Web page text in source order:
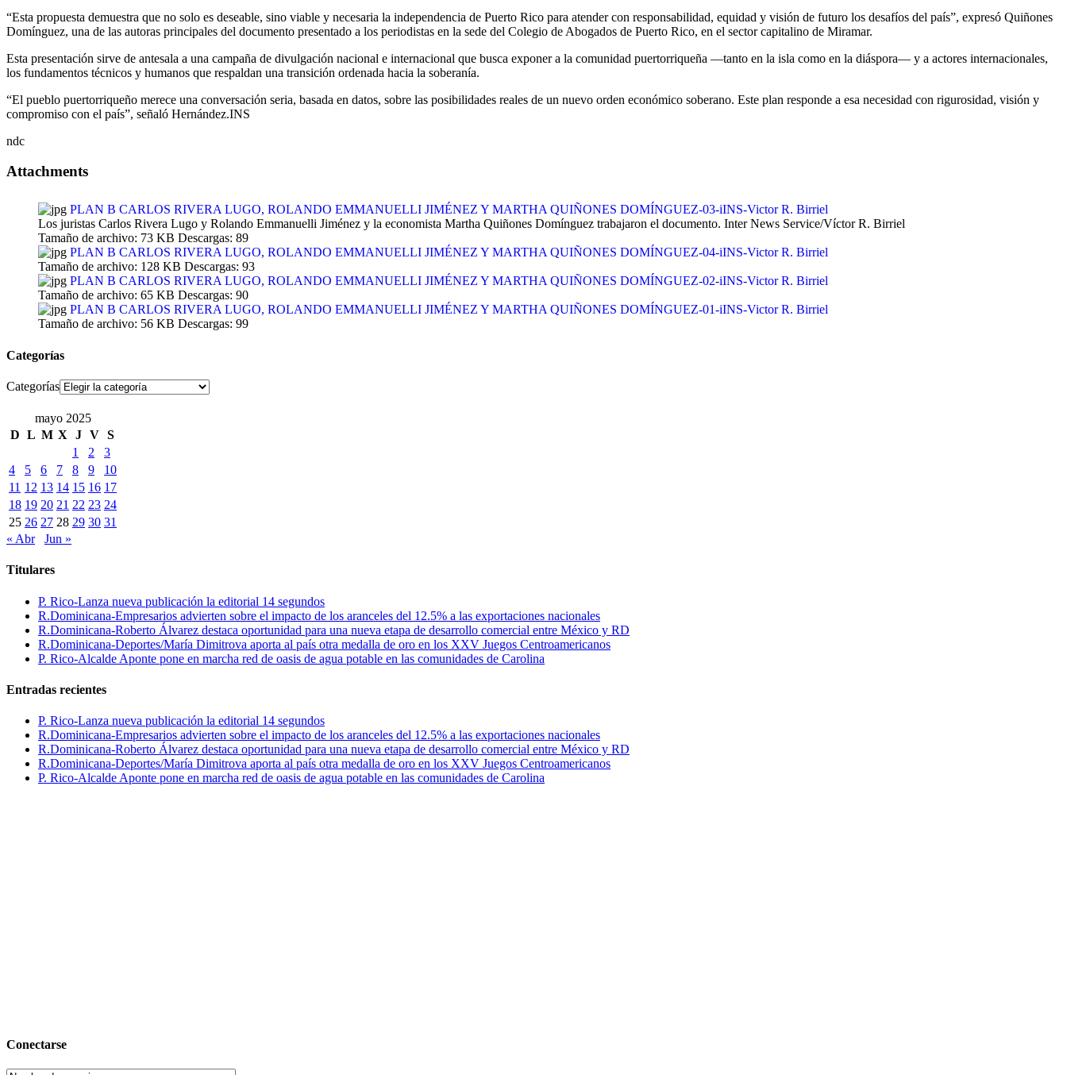
“Esta propuesta demuestra que no solo es deseable, sino viable y necesaria la independencia de Puerto Rico para atender con responsabilidad, equidad y visión de futuro los desafíos del país”, expresó Quiñones
Domínguez, una de las autoras principales del documento presentado a los periodistas en la sede del Colegio de Abogados de Puerto Rico, en el sector capitalino de Miramar.
Esta presentación sirve de antesala a una campaña de divulgación nacional e internacional que busca exponer a la comunidad puertorriqueña —tanto en la isla como en la diáspora— y a actores internacionales,
los fundamentos técnicos y humanos que respaldan una transición ordenada hacia la soberanía.
“El pueblo puertorriqueño merece una conversación seria, basada en datos, sobre las posibilidades reales de un nuevo orden económico soberano. Este plan responde a esa necesidad con rigurosidad, visión y
compromiso con el país”, señaló Hernández.INS
ndc
Attachments
PLAN B CARLOS RIVERA LUGO, ROLANDO EMMANUELLI JIMÉNEZ Y MARTHA QUIÑONES DOMÍNGUEZ-03-iINS-Victor R. Birriel
Los juristas Carlos Rivera Lugo y Rolando Emmanuelli Jiménez y la economista Martha Quiñones Domínguez trabajaron el documento. Inter News Service/Víctor R. Birriel
Tamaño de archivo: 73 KB Descargas: 89
PLAN B CARLOS RIVERA LUGO, ROLANDO EMMANUELLI JIMÉNEZ Y MARTHA QUIÑONES DOMÍNGUEZ-04-iINS-Victor R. Birriel
Tamaño de archivo: 128 KB Descargas: 93
PLAN B CARLOS RIVERA LUGO, ROLANDO EMMANUELLI JIMÉNEZ Y MARTHA QUIÑONES DOMÍNGUEZ-02-iINS-Victor R. Birriel
Tamaño de archivo: 65 KB Descargas: 90
PLAN B CARLOS RIVERA LUGO, ROLANDO EMMANUELLI JIMÉNEZ Y MARTHA QUIÑONES DOMÍNGUEZ-01-iINS-Victor R. Birriel
Tamaño de archivo: 56 KB Descargas: 99
Categorías
Categorías
mayo 2025
D L M X J V S
1
2
3
4
5 6 7 8 9
10
11 12 13 14 15 16 17
18 19 20 21 22 23 24
25 26 27 28 29 30 31
« Abr
Jun »
Titulares
P. Rico-Lanza nueva publicación la editorial 14 segundos
R.Dominicana-Empresarios advierten sobre el impacto de los aranceles del 12.5% a las exportaciones nacionales
R.Dominicana-Roberto Álvarez destaca oportunidad para una nueva etapa de desarrollo comercial entre México y RD
R.Dominicana-Deportes/María Dimitrova aporta al país otra medalla de oro en los XXV Juegos Centroamericanos
P. Rico-Alcalde Aponte pone en marcha red de oasis de agua potable en las comunidades de Carolina
Entradas recientes
P. Rico-Lanza nueva publicación la editorial 14 segundos
R.Dominicana-Empresarios advierten sobre el impacto de los aranceles del 12.5% a las exportaciones nacionales
R.Dominicana-Roberto Álvarez destaca oportunidad para una nueva etapa de desarrollo comercial entre México y RD
R.Dominicana-Deportes/María Dimitrova aporta al país otra medalla de oro en los XXV Juegos Centroamericanos
P. Rico-Alcalde Aponte pone en marcha red de oasis de agua potable en las comunidades de Carolina
Conectarse